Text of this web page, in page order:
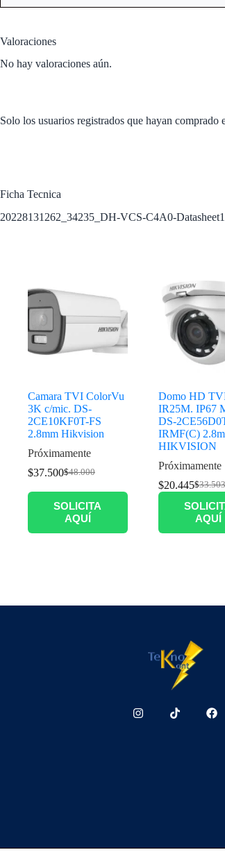
Valoraciones
No hay valoraciones aún.
Solo los usuarios registrados que hayan
Ficha Tecnica
20228131262_34235_DH-VCS-C4A0-Datasheet1
Camara TVI ColorVu
3K c/mic. DS-
2CE10KF0T-FS
2.8mm Hikvision
Próximamente
$48.000
$37.500
SOLICITA
AQUÍ
Domo HD
IR25M. IP67
DS-
IRMF(C)
HIKVISION
Próximamente
$33.503
$20.445
AQUÍ